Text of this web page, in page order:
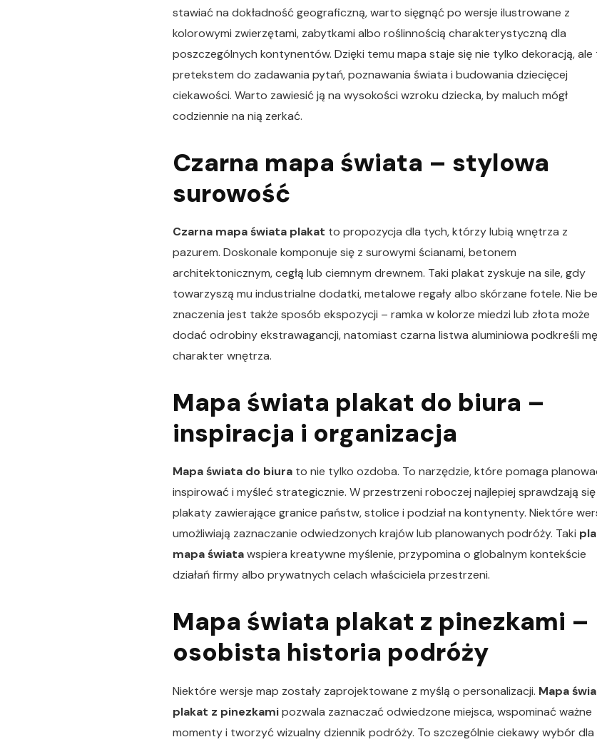
stawiać na dokładność geograficzną, warto sięgnąć po wersje ilustrowane z
kolorowymi zwierzętami, zabytkami albo roślinnością charakterystyczną dla
poszczególnych kontynentów. Dzięki temu mapa staje się nie tylko dekoracją, ale
pretekstem do zadawania pytań, poznawania świata i budowania dziecięcej
ciekawości. Warto zawiesić ją na wysokości wzroku dziecka, by maluch mógł
codziennie na nią zerkać.
Czarna mapa świata – stylowa
surowość
Czarna mapa świata plakat to propozycja dla tych, którzy lubią wnętrza z
pazurem. Doskonale komponuje się z surowymi ścianami, betonem
architektonicznym, cegłą lub ciemnym drewnem. Taki plakat zyskuje na sile, gdy
towarzyszą mu industrialne dodatki, metalowe regały albo skórzane fotele. Nie
znaczenia jest także sposób ekspozycji – ramka w kolorze miedzi lub złota może
dodać odrobiny ekstrawagancji, natomiast czarna listwa aluminiowa podkreśli
charakter wnętrza.
Mapa świata plakat do biura –
inspiracja i organizacja
Mapa świata do biura to nie tylko ozdoba. To narzędzie, które pomaga
inspirować i myśleć strategicznie. W przestrzeni roboczej najlepiej sprawdzają się
plakaty zawierające granice państw, stolice i podział na kontynenty. Niektóre
umożliwiają zaznaczanie odwiedzonych krajów lub planowanych podróży. Taki
mapa światawspiera kreatywne myślenie, przypomina o globalnym kontekście
działań firmy albo prywatnych celach właściciela przestrzeni.
Mapa świata plakat z pinezkami –
osobista historia podróży
Niektóre wersje map zostały zaprojektowane z myślą o personalizacji. Mapa
plakat z pinezkamipozwala zaznaczać odwiedzone miejsca, wspominać ważne
momenty i tworzyć wizualny dziennik podróży. To szczególnie ciekawy wybór dla